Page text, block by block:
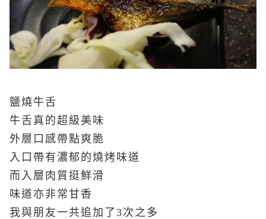
鹽燒牛舌
牛舌真的超級美味
外層口感帶點爽脆
入口帶有濃郁的 燒烤味道
而入層肉質挺鮮滑
味道亦非常甘香
我與朋友一共追加了3次之多